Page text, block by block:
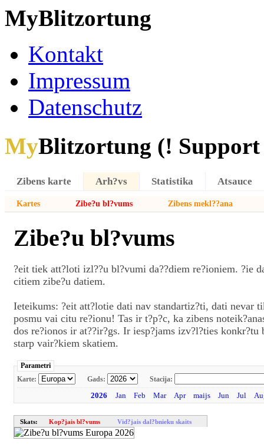
MyBlitzortung
Kontakt
Impressum
Datenschutz
MyBlitzortung (! Support
Zibens karte Arh?vs Statistika Atsauce
Kartes Zibe?u bl?vums Zibens mekl??ana
Zibe?u bl?vums
?eit tiek att?loti izl??u bl?vumi da??diem re?ioniem. ?ie
citiem zibe?u datiem.
Ieteikums: ?eit att?lotie dati nav standartiz?ti, dati nevar
posmu vai citu re?ionu! Tas ir t?p?c, ka zibens
dos re?ionos ir at??ir?gs. Ir iesp?jams izv?l?ties konkr?tu
starp vair?kiem skatiem.
Parametri
Karte:
Gads: Stacija:
2026 Jan Feb Mar Apr maijs Jun Jul
Skats: Kop?jais bl?vums Vid?jais dal?bnieku skaits